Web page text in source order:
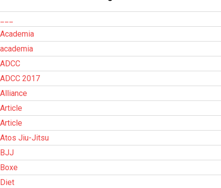
Academia
academia
ADCC
ADCC 2017
Alliance
Article
Article
Atos Jiu-Jitsu
BJJ
Boxe
Diet